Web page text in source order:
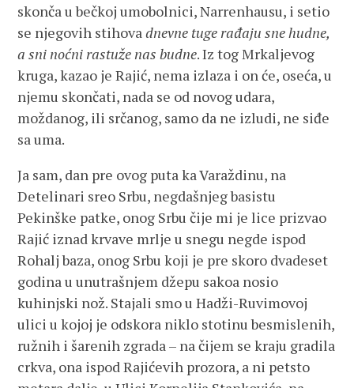
skonča u bečkoj umobolnici, Narrenhausu, i setio
se njegovih stihovadnevne tuge rađaju sne hudne,
a sni noćni rastuže nas budne. Iz tog Mrkaljevog
kruga, kazao je Rajić, nema izlaza i on će, oseća, u
njemu skončati, nada se od novog udara,
moždanog, ili srčanog, samo da ne izludi, ne siđe
sa uma.
Ja sam, dan pre ovog puta ka Varaždinu, na
Detelinari sreo Srbu, negdašnjeg basistu
Pekinške patke, onog Srbu čije mi je lice prizvao
Rajić iznad krvave mrlje u snegu negde ispod
Rohalj baza, onog Srbu koji je pre skoro dvadeset
godina u unutrašnjem džepu sakoa nosio
kuhinjski nož. Stajali smo u Hadži-Ruvimovoj
ulici u kojoj je odskora niklo stotinu besmislenih,
ružnih i šarenih zgrada – na čijem se kraju gradila
crkva, ona ispod Rajićevih prozora, a ni petsto